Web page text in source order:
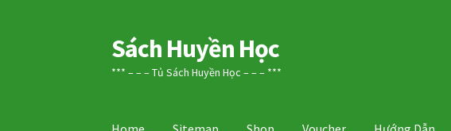
Đi
đến
Chuyển
đến
Sách Huyền Học
*** – – – Tủ Sách Huyền Học – – – ***